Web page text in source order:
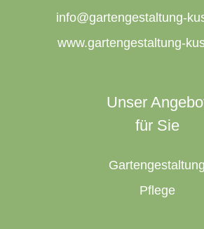
info@gartengestaltung-
www.gartengestaltung-
Unser
für Sie
Gartengestaltung
Pflege